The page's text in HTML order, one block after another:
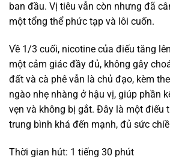
ban đầu. Vị tiêu vẫn còn nhưng đã
một tổng thể phức tạp và lôi cuốn.
Về 1/3 cuối, nicotine của điếu tăng
một cảm giác đầy đủ, không gây
đất và cà phê vẫn là chủ đạo, kèm
ngào nhẹ nhàng ở hậu vị, giúp phần
vẹn và không bị gắt. Đây là một điếu
trung bình khá đến mạnh, đủ sức
Thời gian hút: 1 tiếng 30 phút